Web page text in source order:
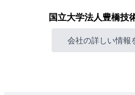
国立大学法人豊橋技
会社の詳しい情報